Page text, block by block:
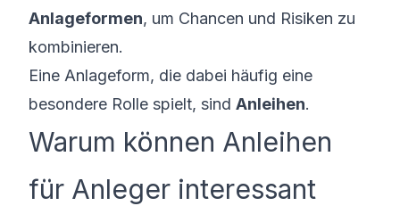
Anlageformen, um Chancen und Risiken zu
kombinieren.
Eine Anlageform, die dabei häufig eine
besondere Rolle spielt, sind Anleihen.
Warum können Anleihen
für Anleger interessant